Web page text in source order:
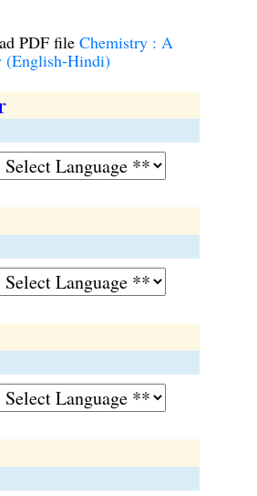
PDF file Chemistry : A
(English-Hindi)